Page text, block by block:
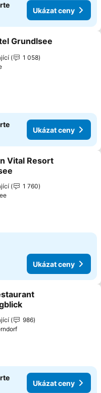
Ukázat ceny
na seznam oblíbených
Grundlsee
1 058
Ukázat ceny
na seznam oblíbených
Vital Resort
1 760
Ukázat ceny
na seznam oblíbených
986
Ukázat ceny